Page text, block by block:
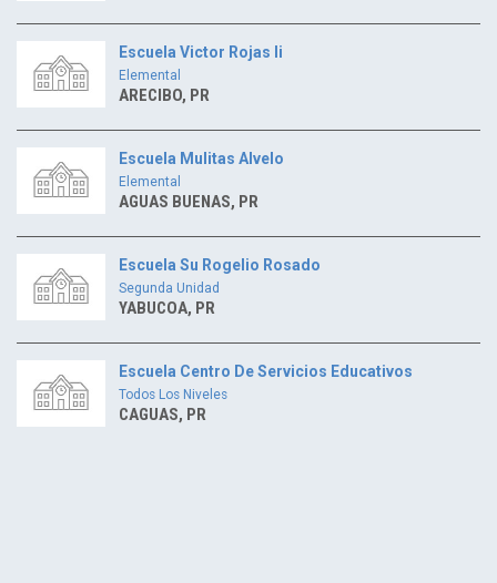
Escuela Victor Rojas Ii
Elemental
ARECIBO, PR
Escuela Mulitas Alvelo
Elemental
AGUAS BUENAS, PR
Escuela Su Rogelio Rosado
Segunda Unidad
YABUCOA, PR
Escuela Centro De Servicios Educativos
Todos Los Niveles
CAGUAS, PR